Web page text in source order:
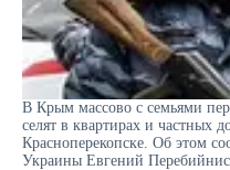
В Крым массово с семьями
селят в квартирах и частных
Красноперекопске. Об этом
Украины Евгений Перебийнис.